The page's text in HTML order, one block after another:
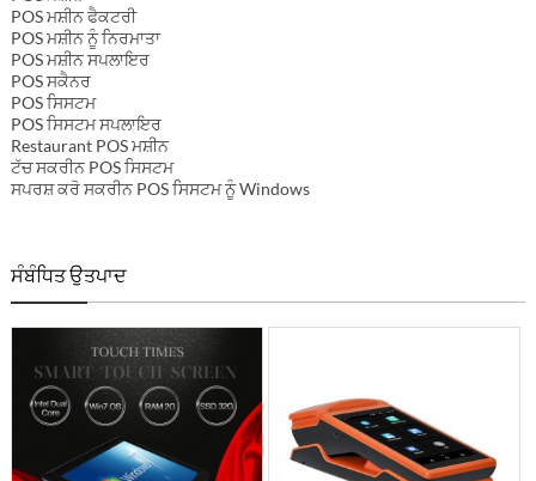
POS ਮਸ਼ੀਨ ਫੈਕਟਰੀ
POS ਮਸ਼ੀਨ ਨੂੰ ਨਿਰਮਾਤਾ
POS ਮਸ਼ੀਨ ਸਪਲਾਇਰ
POS ਸਕੈਨਰ
POS ਸਿਸਟਮ
POS ਸਿਸਟਮ ਸਪਲਾਇਰ
Restaurant POS ਮਸ਼ੀਨ
ਟੱਚ ਸਕਰੀਨ POS ਸਿਸਟਮ
ਸਪਰਸ਼ ਕਰੋ ਸਕਰੀਨ POS ਸਿਸਟਮ ਨੂੰ Windows
ਸੰਬੰਧਿਤ ਉਤਪਾਦ